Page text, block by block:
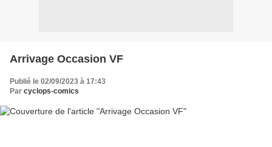
Arrivage Occasion VF
Publié le 02/09/2023 à 17:43
Par cyclops-comics